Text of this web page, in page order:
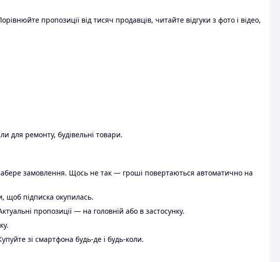
пропозиції від тисяч продавців, читайте відгуки з фото і відео,
для ремонту, будівельні товари.
замовлення. Щось не так — гроші повертаються автоматично на
щоб підписка окупилась.
пропозиції — на головній або в застосунку.
зі смартфона будь-де і будь-коли.